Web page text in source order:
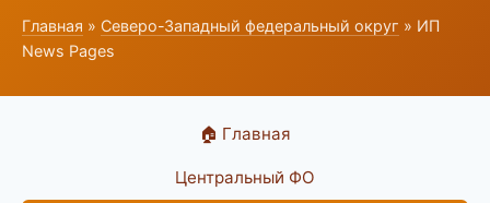
Главная » Северо-Западный федеральный округ » ИП
News Pages
🏠 Главная
Центральный ФО